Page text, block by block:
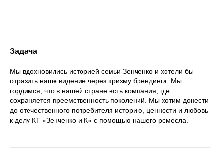
Задача
Мы вдохновились историей семьи Зенченко и хотели бы
отразить наше видение через призму брендинга. Мы
гордимся, что в нашей стране есть компания, где
сохраняется преемственность поколений. Мы хотим донести
до отечественного потребителя историю, ценности и любовь
к делу КТ «Зенченко и К» с помощью нашего ремесла.